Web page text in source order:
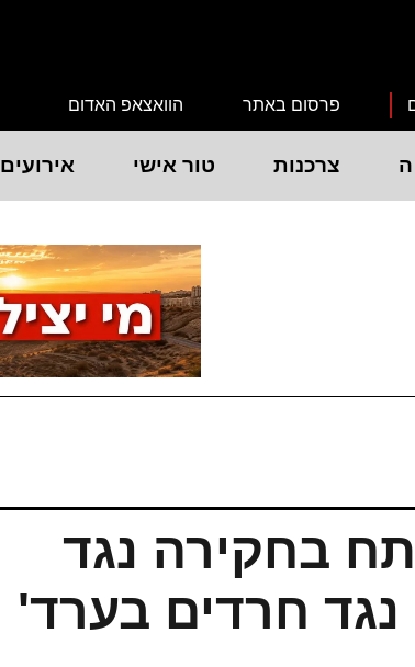
פרסום באתר הוואצאפ האדום
צרכנות טור אישי אירועים
בחקירה נגד
נגד חרדים בערד'